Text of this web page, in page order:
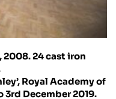
2008. 24 cast iron
Royal Academy of
3rd December 2019.